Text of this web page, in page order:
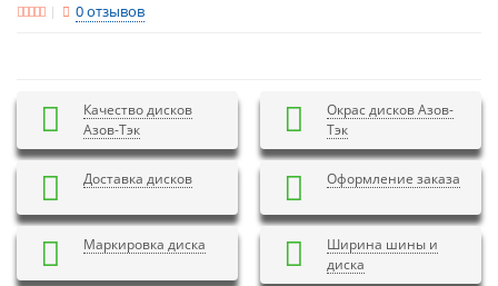
0 отзывов
Качество дисков
Азов-Тэк
Окрас дисков Азов-
Тэк
Доставка дисков Оформление заказа
Маркировка диска
Ширина шины и
диска